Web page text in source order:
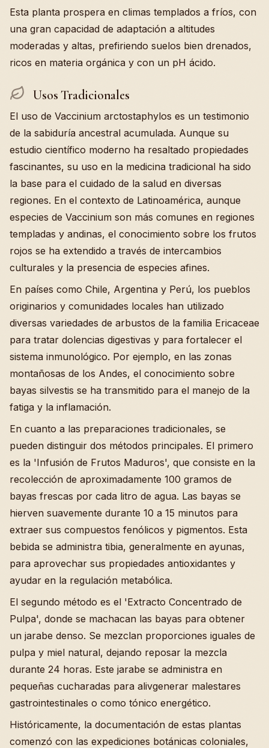
Esta planta prospera en climas templados a fríos, con
una gran capacidad de adaptación a altitudes
moderadas y altas, prefiriendo suelos bien drenados,
ricos en materia orgánica y con un pH ácido.
Usos Tradicionales
El uso de Vaccinium arctostaphylos es un testimonio
de la sabiduría ancestral acumulada. Aunque su
estudio científico moderno ha resaltado propiedades
fascinantes, su uso en la medicina tradicional ha sido
la base para el cuidado de la salud en diversas
regiones. En el contexto de Latinoamérica, aunque
especies de Vaccinium son más comunes en regiones
templadas y andinas, el conocimiento sobre los frutos
rojos se ha extendido a través de intercambios
culturales y la presencia de especies afines.
En países como Chile, Argentina y Perú, los pueblos
originarios y comunidades locales han utilizado
diversas variedades de arbustos de la familia Ericaceae
para tratar dolencias digestivas y para fortalecer el
sistema inmunológico. Por ejemplo, en las zonas
montañosas de los Andes, el conocimiento sobre
bayas silvestis se ha transmitido para el manejo de la
fatiga y la inflamación.
En cuanto a las preparaciones tradicionales, se
pueden distinguir dos métodos principales. El primero
es la 'Infusión de Frutos Maduros', que consiste en la
recolección de aproximadamente 100 gramos de
bayas frescas por cada litro de agua. Las bayas se
hierven suavemente durante 10 a 15 minutos para
extraer sus compuestos fenólicos y pigmentos. Esta
bebida se administra tibia, generalmente en ayunas,
para aprovechar sus propiedades antioxidantes y
ayudar en la regulación metabólica.
El segundo método es el 'Extracto Concentrado de
Pulpa', donde se machacan las bayas para obtener
un jarabe denso. Se mezclan proporciones iguales de
pulpa y miel natural, dejando reposar la mezcla
durante 24 horas. Este jarabe se administra en
pequeñas cucharadas para alivgenerar malestares
gastrointestinales o como tónico energético.
Históricamente, la documentación de estas plantas
comenzó con las expediciones botánicas coloniales,